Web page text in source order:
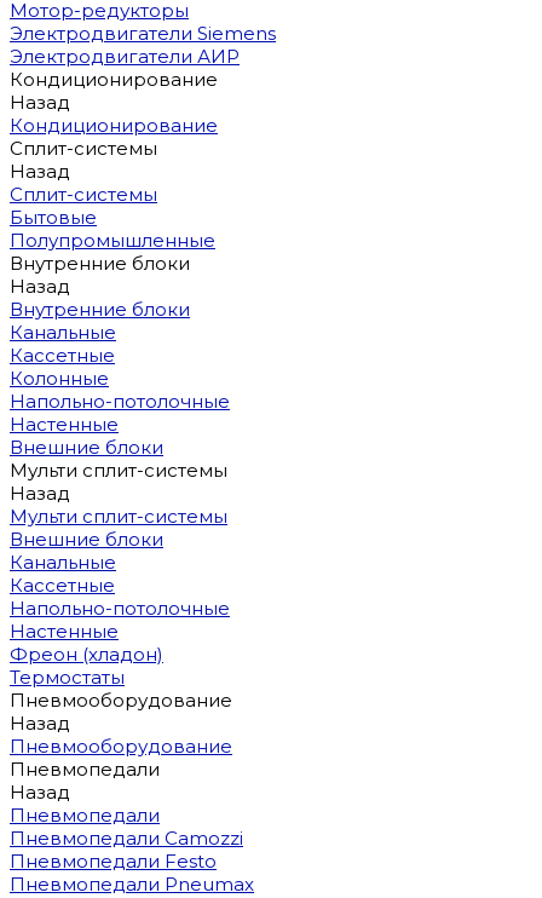
Мотор-редукторы
Электродвигатели Siemens
Электродвигатели АИР
Кондиционирование
Назад
Кондиционирование
Сплит-системы
Назад
Сплит-системы
Бытовые
Полупромышленные
Внутренние блоки
Назад
Внутренние блоки
Канальные
Кассетные
Колонные
Напольно-потолочные
Настенные
Внешние блоки
Мульти сплит-системы
Назад
Мульти сплит-системы
Внешние блоки
Канальные
Кассетные
Напольно-потолочные
Настенные
Фреон (хладон)
Термостаты
Пневмооборудование
Назад
Пневмооборудование
Пневмопедали
Назад
Пневмопедали
Пневмопедали Camozzi
Пневмопедали Festo
Пневмопедали Pneumax